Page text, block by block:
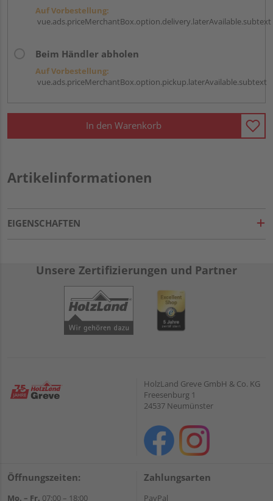
Auf Vorbestellung:
vue.ads.priceMerchantBox.option.delivery.laterAvailable.subtext
Beim Händler abholen
Auf Vorbestellung:
vue.ads.priceMerchantBox.option.pickup.laterAvailable.subtext
In den Warenkorb
Artikelinformationen
EIGENSCHAFTEN
Unsere Zertifizierungen und Partner
HolzLand Greve GmbH & Co. KG
Freesenburg 1
24537 Neumünster
Öffnungszeiten:
Mo. – Fr. 07:00 – 18:00
Zahlungsarten
PayPal